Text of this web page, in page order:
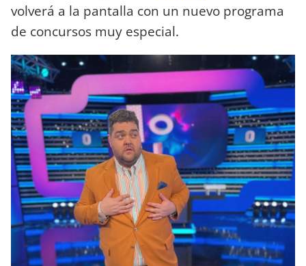
volverá a la pantalla con un nuevo programa
de concursos muy especial.